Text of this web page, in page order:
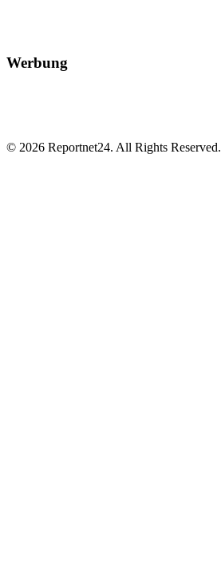
Werbung
© 2026 Reportnet24. All Rights Reserved.